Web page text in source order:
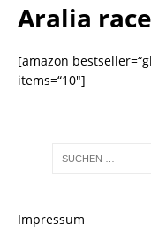
Aralia
[amazon
items=“10″]
Impressum